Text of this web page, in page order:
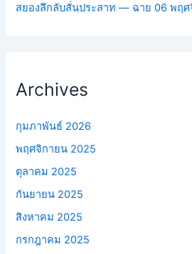
สยองลึกลับสั่นประสาท — ฉาย 06 พฤ
Archives
กุมภาพันธ์ 2026
พฤศจิกายน 2025
ตุลาคม 2025
กันยายน 2025
สิงหาคม 2025
กรกฎาคม 2025